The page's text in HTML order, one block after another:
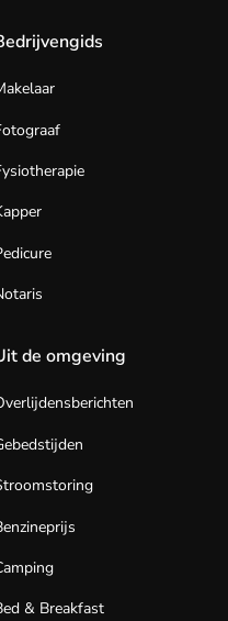
de omgeving
& Breakfast